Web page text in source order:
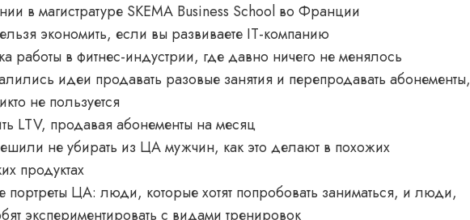
в магистратуре SKEMA Business School во Франции
экономить, если вы развиваете IT-компанию
работы в фитнес-индустрии, где давно ничего не менялось
идеи продавать разовые занятия и перепродавать абонементы,
не пользуется
LTV, продавая абонементы на месяц
не убирать из ЦА мужчин, как это делают в похожих
продуктах
ЦА: люди, которые хотят попробовать заниматься, и люди,
экспериментировать с видами тренировок